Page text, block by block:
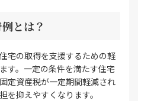
とは？
宅の取得を支援するための軽
す。一定の条件を満たす住宅
定資産税が一定期間軽減され
を抑えやすくなります。